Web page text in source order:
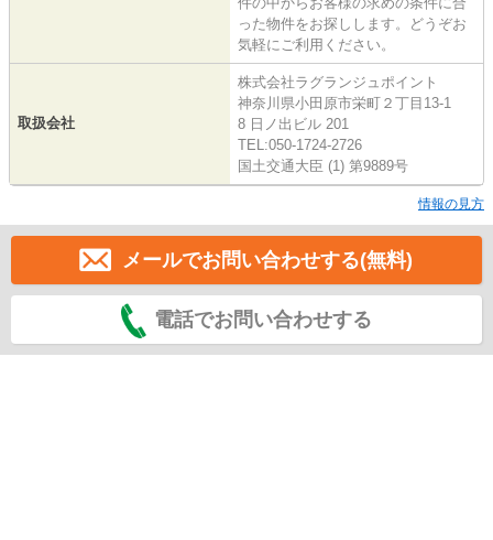
った物件をお探しします。どうぞお
気軽にご利用ください。
取扱会社
株式会社ラグランジュポイント
神奈川県小田原市栄町２丁目13-1
8 日ノ出ビル 201
TEL:050-1724-2726
国土交通大臣 (1) 第9889号
情報の見方
メールでお問い合わせする(無料)
電話でお問い合わせする